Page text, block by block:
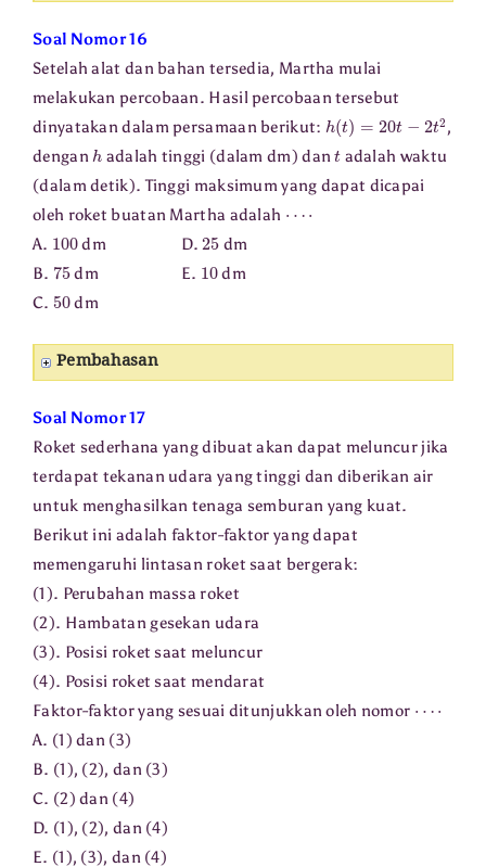
Soal Nomor 16
Setelah alat dan bahan tersedia, Martha mulai
melakukan percobaan. Hasil percobaan tersebut
dinyatakan dalam persamaan berikut: h (t) 20t− 2
,
denganh adalah tinggi (dalam dm) dant adalah waktu
(dalam detik). Tinggi maksimum yang dapat dicapai
oleh roket buatan Martha adalah
A. 100 dm D.25 dm
B. 75 dm E. 10dm
C. 50 dm
Pembahasan
Soal Nomor 17
Roket sederhana yang dibuat akan dapat meluncur jika
terdapat tekanan udara yang tinggi dan diberikan air
untuk menghasilkan tenaga semburan yang kuat.
Berikut ini adalah faktor-faktor yang dapat
memengaruhi lintasan roket saat bergerak:
(1). Perubahan massa roket
(2). Hambatan gesekan udara
(3). Posisi roket saat meluncur
(4). Posisi roket saat mendarat
Faktor-faktor yang sesuai ditunjukkan oleh nomor
A. (1) dan (3)
B. (1), (2), dan (3)
C. (2) dan (4)
D. (1), (2), dan (4)
E. (1), (3), dan (4)